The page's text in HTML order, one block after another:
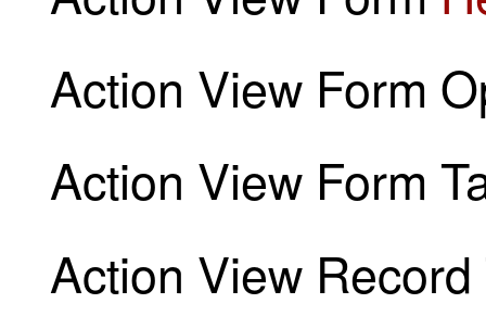
Action View Form
Action View Form
Action View